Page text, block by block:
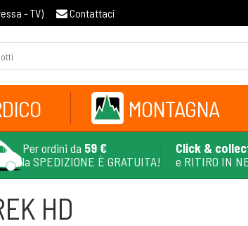
- TV) Contattaci
MONTAGNA
Per ordini da 59 €
la SPEDIZIONE È GRATUITA!
Click &
e RITIRO IN
HD